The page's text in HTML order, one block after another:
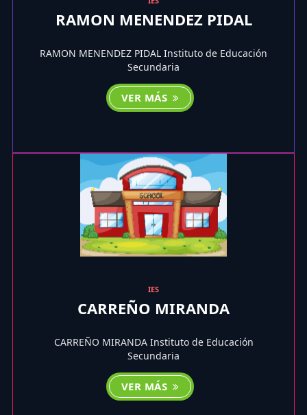
RAMON MENENDEZ PIDAL
RAMON MENENDEZ PIDAL Instituto de Educación
Secundaria
VER MÁS
IES
CARREÑO MIRANDA
CARREÑO MIRANDA Instituto de Educación
Secundaria
VER MÁS